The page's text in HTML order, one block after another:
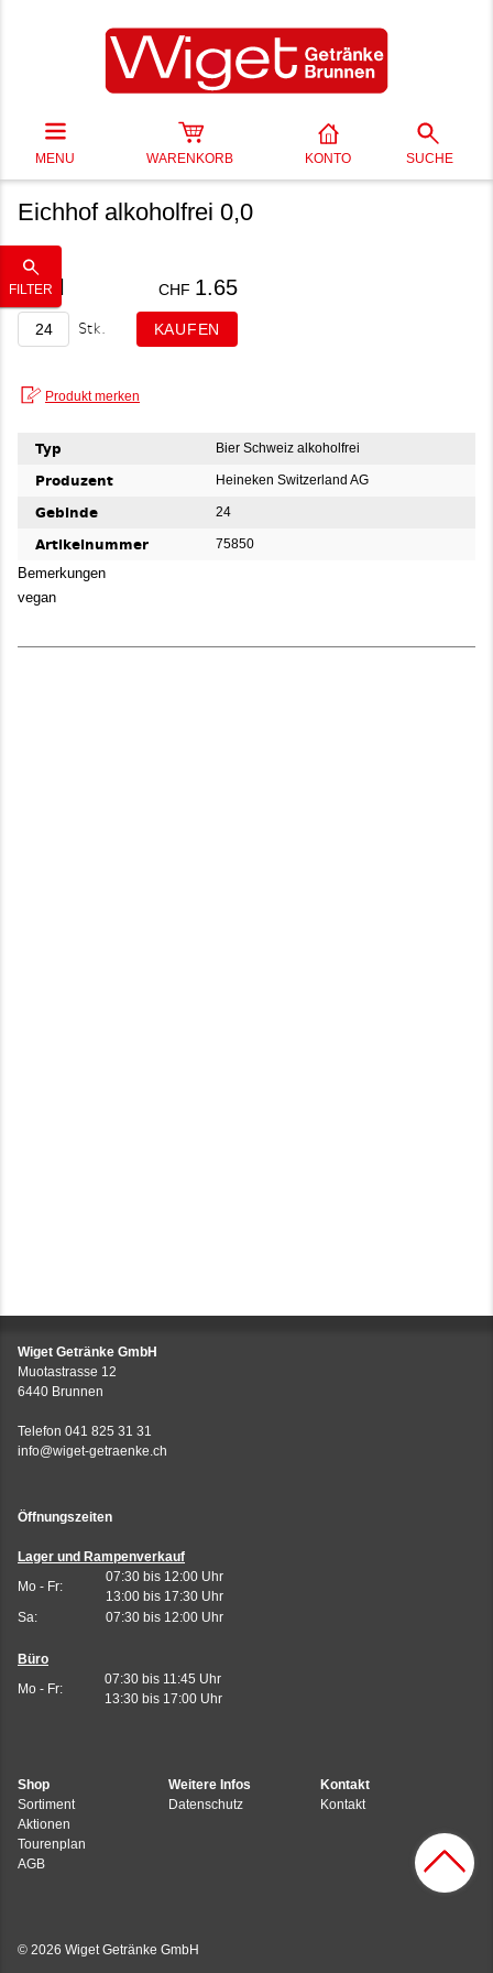
MENU WARENKORB KONTO SUCHE
FILTER
Eichhof alkoholfrei 0,0
33 cl CHF 1.65
Stk.
Typ Bier Schweiz alkoholfrei
Produzent Heineken Switzerland AG
Gebinde 24
Artikelnummer 75850
Bemerkungen
vegan
Wiget Getränke GmbH
Muotastrasse 12
6440 Brunnen
Telefon 041 825 31 31
info@wiget-getraenke.ch
Öffnungszeiten
Lager und Rampenverkauf
Mo - Fr:
07:30 bis 12:00 Uhr
13:00 bis 17:30 Uhr
Sa:
07:30 bis 12:00 Uhr
Büro
Mo - Fr:
07:30 bis 11:45 Uhr
13:30 bis 17:00 Uhr
Shop
Sortiment
Aktionen
Tourenplan
AGB
Weitere Infos
Datenschutz
Kontakt
Kontakt
© 2026 Wiget Getränke GmbH